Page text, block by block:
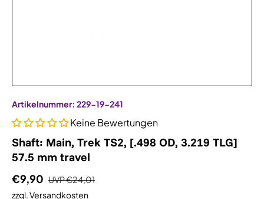
Artikelnummer: 229-19-241
Keine Bewertungen
Shaft: Main, Trek TS2, [.498 OD, 3.219 TLG]
57.5 mm travel
€9,90 UVP€24,01
zzgl.Versandkosten